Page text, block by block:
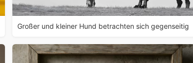
Großer und kleiner Hund betrachten sich gegenseitig